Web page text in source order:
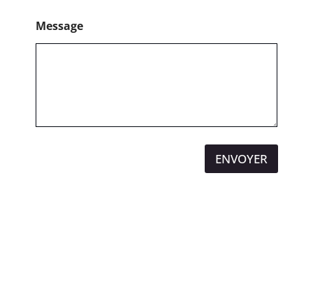
Message
ENVOYER